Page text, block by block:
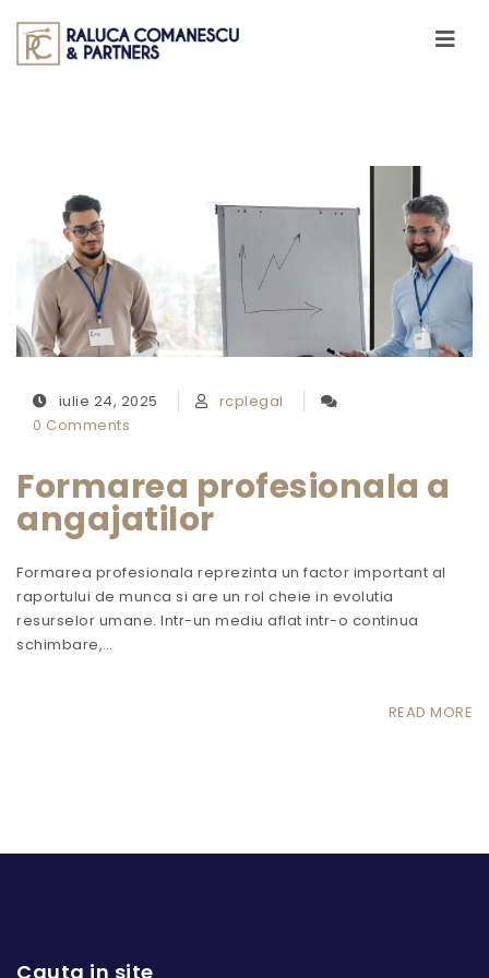
Toggle
iulie 24, 2025
rcplegal
0 Comments
Formarea profesionala a
angajatilor
Formarea profesionala reprezinta un factor important al
raportului de munca si are un rol cheie in evolutia
resurselor umane. Intr-un mediu aflat intr-o continua
schimbare,…
READ MORE
Cauta in site